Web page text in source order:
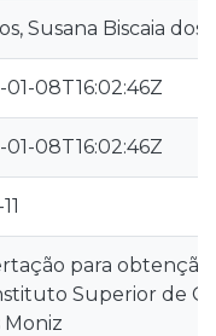
Susana Biscaia dos
01-08T16:02:46Z
01-08T16:02:46Z
para
Superior de
Moniz